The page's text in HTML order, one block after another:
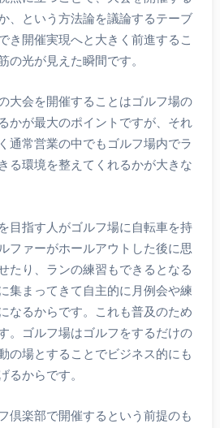
、という方法論を議論するテーブ
き開催実現へと大きく前進するこ
の光が見えた瞬間です。
大会を開催することはゴルフ場の
かが最大のポイントですが、それ
通常営業の中でもゴルフ場内でラ
る環境を整えてくれるかが大きな
目指す人がゴルフ場に自転車を持
ファーがホールアウトした後に思
たり、ランの練習もできるとなる
集まってきて自主的に月例会や練
なるからです。これも普及のため
。ゴルフ場はゴルフをするだけの
の場とすることでビジネス的にも
るからです。
倶楽部で開催するという前提のも